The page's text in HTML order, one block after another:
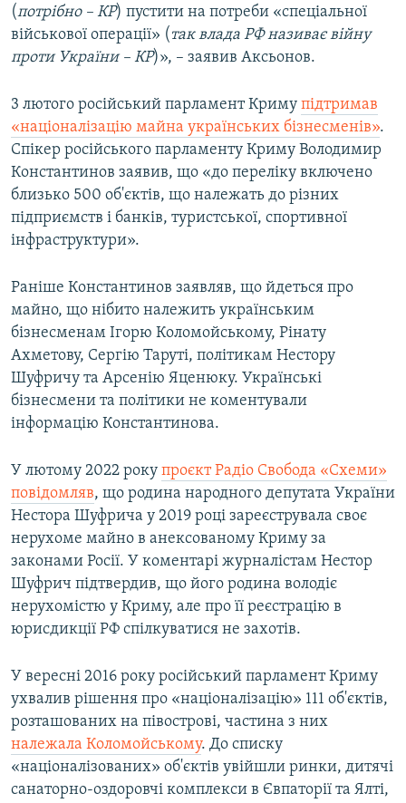
(потрібно – КР) пустити на потреби «спеціальної
військової операції» ( так влада РФ називає війну
проти України – КР)», – заявив Аксьонов.
3 лютого російський парламент Криму підтримав
«націоналізацію майна українських бізнесменів».
Спікер російського парламенту Криму Володимир
Константинов заявив, що «до переліку включено
близько 500 об'єктів, що належать до різних
підприємств і банків, туристської, спортивної
інфраструктури».
Раніше Константинов заявляв, що йдеться про
майно, що нібито належить українським
бізнесменам Ігорю Коломойському, Рінату
Ахметову, Сергію Таруті, політикам Нестору
Шуфричу та Арсенію Яценюку. Українські
бізнесмени та політики не коментували
інформацію Константинова.
У лютому 2022 року проєкт Радіо Свобода «Схеми»
повідомляв, що родина народного депутата України
Нестора Шуфрича у 2019 році зареєструвала своє
нерухоме майно в анексованому Криму за
законами Росії. У коментарі журналістам Нестор
Шуфрич підтвердив, що його родина володіє
нерухомістю у Криму, але про її реєстрацію в
юрисдикції РФ спілкуватися не захотів.
У вересні 2016 року російський парламент Криму
ухвалив рішення про «націоналізацію» 111 об'єктів,
розташованих на півострові, частина з них
належала Коломойському. До списку
«націоналізованих» об'єктів увійшли ринки, дитячі
санаторно-оздоровчі комплекси в Євпаторії та Ялті,